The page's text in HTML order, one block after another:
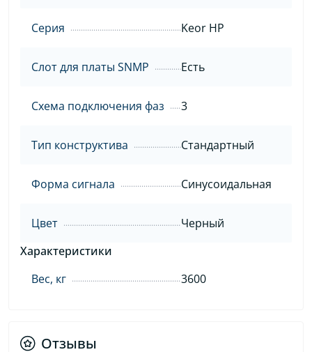
Серия Keor HP
Слот для платы SNMP Есть
Схема подключения фаз 3
Тип конструктива Стандартный
Форма сигнала Синусоидальная
Цвет
Черный
Характеристики
Вес, кг
3600
Отзывы